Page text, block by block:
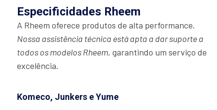
Especificidades Rheem
A Rheem oferece produtos de alta performance.
Nossa assistência técnica está apta a dar suporte a
todos os modelos Rheem, garantindo um serviço de
excelência.
Komeco, Junkers e Yume